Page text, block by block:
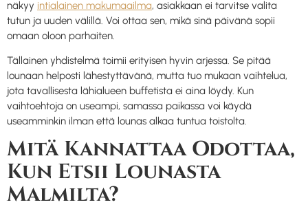
näkyy intialainen makumaailma, asiakkaan ei tarvitse valita
tutun ja uuden välillä. Voi ottaa sen, mikä sinä päivänä sopii
omaan oloon parhaiten.
Tällainen yhdistelmä toimii erityisen hyvin arjessa. Se pitää
lounaan helposti lähestyttävänä, mutta tuo mukaan vaihtelua,
jota tavallisesta lähialueen buffetista ei aina löydy. Kun
vaihtoehtoja on useampi, samassa paikassa voi käydä
useamminkin ilman että lounas alkaa tuntua toistolta.
Mitä Kannattaa Odottaa,
Kun Etsii Lounasta
Malmilta?